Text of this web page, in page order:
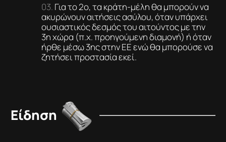
Για το 2ο, τα κράτη-μέλη θα μπορούν να
ακυρώνουν αιτήσεις ασύλου, όταν υπάρχει
ουσιαστικός δεσμός του αιτούντος με την
3η χώρα (π.χ. προηγούμενη διαμονή) ή όταν
ήρθε μέσω 3ης στην ΕΕ ενώ θα μπορούσε να
ζητήσει προστασία εκεί.
Είδηση